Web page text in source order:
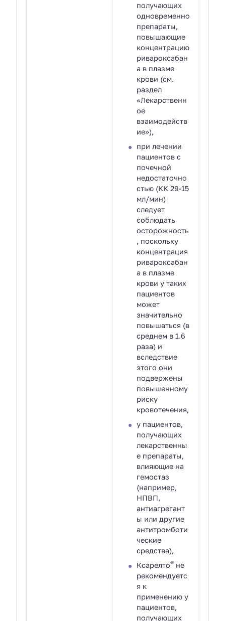
получающих
одновременно
препараты,
повышающие
концентрацию
ривароксабан
а в плазме
крови (см.
раздел
«Лекарственн
ое
взаимодейств
ие»),
при лечении
пациентов с
почечной
недостаточно
стью (КК 29-15
мл/мин)
следует
соблюдать
осторожность
, поскольку
концентрация
ривароксабан
а в плазме
крови у таких
пациентов
может
значительно
повышаться (в
среднем в 1.6
раза) и
вследствие
этого они
подвержены
повышенному
риску
кровотечения,
у пациентов,
получающих
лекарственны
е препараты,
влияющие на
гемостаз
(например,
НПВП,
антиагрегант
ы или другие
антитромботи
ческие
средства),
Ксарелто® не
рекомендуетс
я к
применению у
пациентов,
получающих